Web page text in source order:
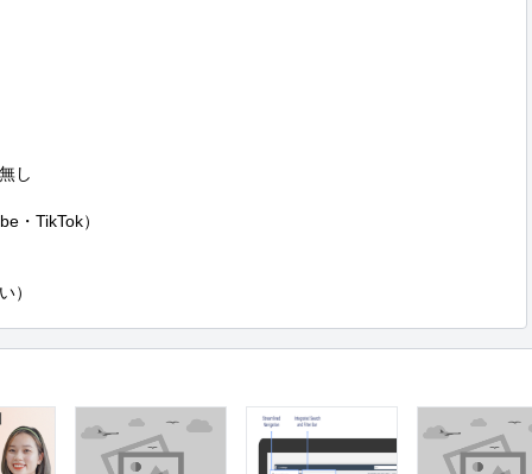
し
・TikTok）
）